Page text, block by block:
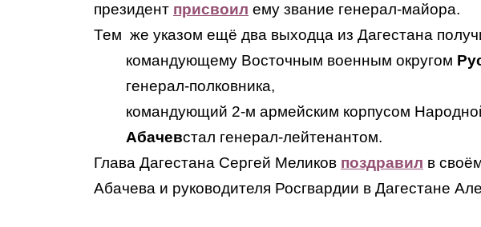
президент присвоил ему звание генерал-майора.
Тем же указом ещё два выходца из Дагестана
командующему Восточным военным округом
генерал-полковника,
командующий 2-м армейским корпусом
Абачевстал генерал-лейтенантом.
Глава Дагестана Сергей Меликов поздравил в
Абачева и руководителя Росгвардии в Дагестане